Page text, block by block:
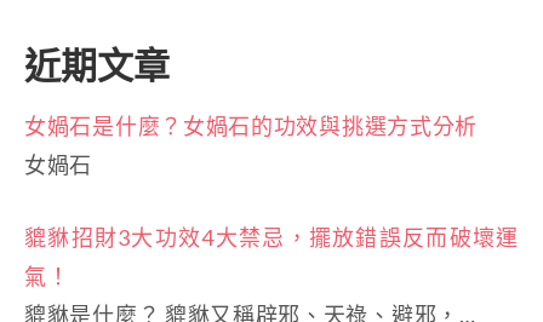
近期文章
女媧石是什麼？女媧石的功效與挑選方式分析
女媧石
貔貅招財3大功效4大禁忌，擺放錯誤反而破壞運
氣！
貔貅是什麼？ 貔貅又稱辟邪、天祿、避邪，…